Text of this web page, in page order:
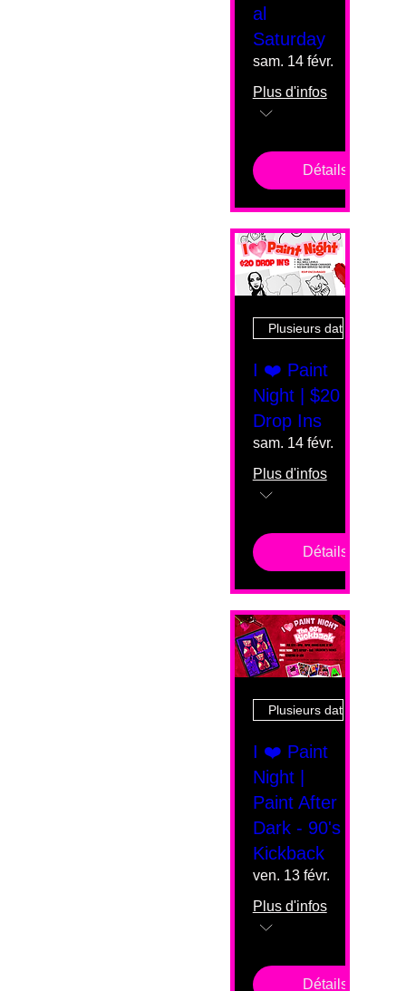
al
Saturday
sam. 14 févr.
Plus d'infos
Détails
Plusieurs dates
I ❤️ Paint
Night | $20
Drop Ins
sam. 14 févr.
Plus d'infos
Détails
Plusieurs dates
I ❤️ Paint
Night |
Paint After
Dark - 90's
Kickback
ven. 13 févr.
Plus d'infos
Détails